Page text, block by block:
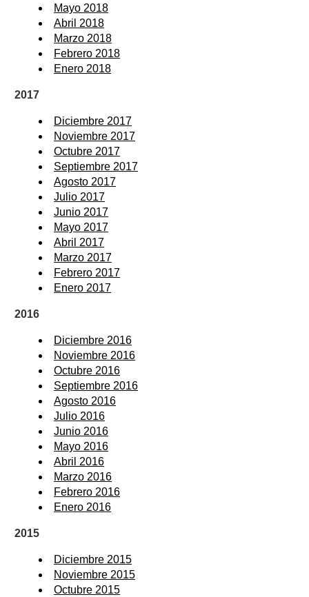
Mayo 2018
Abril 2018
Marzo 2018
Febrero 2018
Enero 2018
2017
Diciembre 2017
Noviembre 2017
Octubre 2017
Septiembre 2017
Agosto 2017
Julio 2017
Junio 2017
Mayo 2017
Abril 2017
Marzo 2017
Febrero 2017
Enero 2017
2016
Diciembre 2016
Noviembre 2016
Octubre 2016
Septiembre 2016
Agosto 2016
Julio 2016
Junio 2016
Mayo 2016
Abril 2016
Marzo 2016
Febrero 2016
Enero 2016
2015
Diciembre 2015
Noviembre 2015
Octubre 2015